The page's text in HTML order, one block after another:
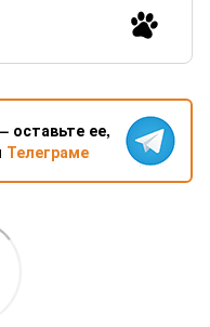
оставьте ее,
Телеграме